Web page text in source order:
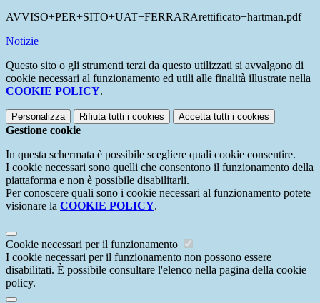
AVVISO+PER+SITO+UAT+FERRARArettificato+hartman.pdf
Notizie
Questo sito o gli strumenti terzi da questo utilizzati si avvalgono di
cookie necessari al funzionamento ed utili alle finalità illustrate nella
COOKIE POLICY.
Personalizza Rifiuta tutti i cookies Accetta tutti i cookies
Gestione cookie
In questa schermata è possibile scegliere quali cookie consentire.
I cookie necessari sono quelli che consentono il funzionamento della
piattaforma e non è possibile disabilitarli.
Per conoscere quali sono i cookie necessari al funzionamento potete
visionare la COOKIE POLICY.
Cookie necessari per il funzionamento
I cookie necessari per il funzionamento non possono essere
disabilitati. È possibile consultare l'elenco nella pagina della cookie
policy.